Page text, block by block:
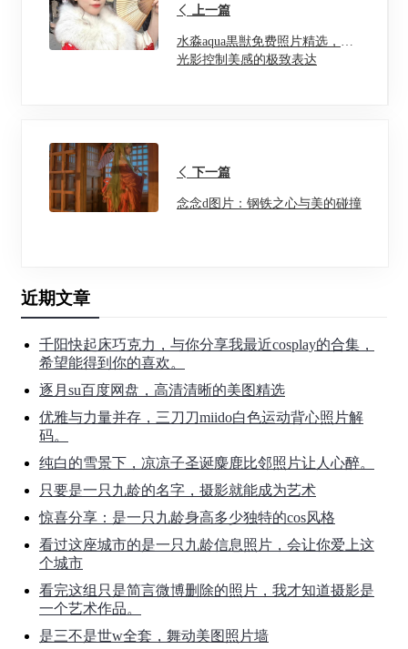
上一篇
水淼aqua黒獣免费照片精选，用
光影控制美感的极致表达
下一篇
念念d图片：钢铁之心与美的碰撞
近期文章
千阳快起床巧克力，与你分享我最近cosplay的合集，
希望能得到你的喜欢。
逐月su百度网盘，高清清晰的美图精选
优雅与力量并存，三刀刀miido白色运动背心照片解
码。
纯白的雪景下，凉凉子圣诞麋鹿比邻照片让人心醉。
只要是一只九龄的名字，摄影就能成为艺术
惊喜分享：是一只九龄身高多少独特的cos风格
看过这座城市的是一只九龄信息照片，会让你爱上这
个城市
看完这组只是简言微博删除的照片，我才知道摄影是
一个艺术作品。
是三不是世w全套，舞动美图照片墙